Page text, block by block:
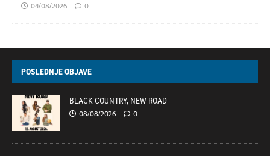
04/08/2026 0
POSLEDNJE OBJAVE
BLACK COUNTRY, NEW ROAD
08/08/2026 0